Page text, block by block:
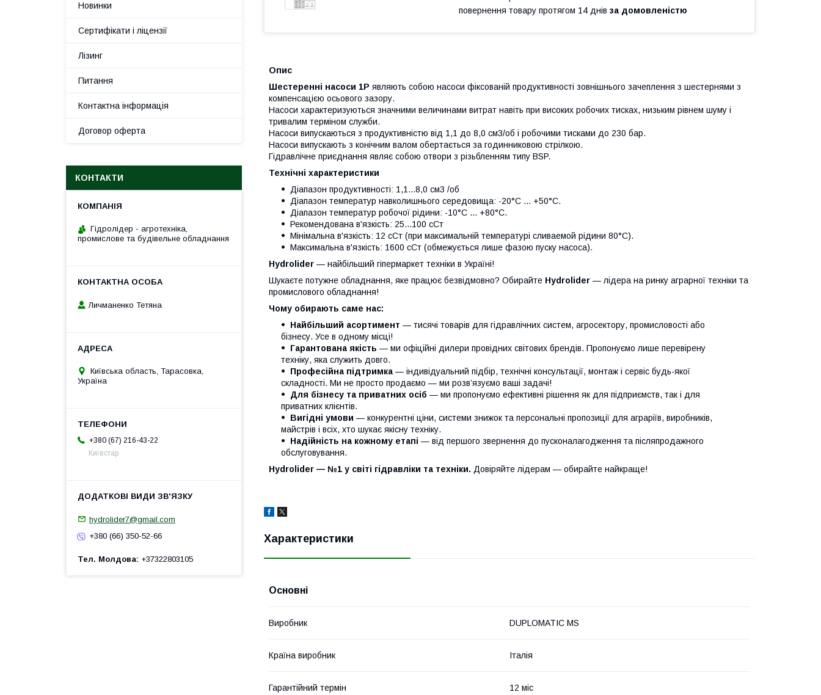
повернення товару протягом 14 днів за домовленістю
Опис
Шестеренні насоси 1P являють собою насоси фіксованій продуктивності зовнішнього зачеплення з шестернями з
компенсацією осьового зазору.
Насоси характеризуються значними величинами витрат навіть при високих робочих тисках, низьким рівнем шуму і
тривалим терміном служби.
Насоси випускаються з продуктивністю від 1,1 до 8,0 см3/об і робочими тисками до 230 бар.
Насоси випускають з конічним валом обертається за годинниковою стрілкою.
Гідравлічне приєднання являє собою отвори з різьбленням типу BSP.
Технічні характеристики
Діапазон продуктивності: 1,1...8,0 см3 /об
Діапазон температур навколишнього середовища: -20°C ... +50°C.
Діапазон температур робочої рідини: -10°C ... +80°C.
Рекомендована в'язкість: 25...100 сСт
Мінімальна в'язкість: 12 сСт (при максимальній температурі сливаемой рідини 80°C).
Максимальна в'язкість: 1600 сСт (обмежується лише фазою пуску насоса).
Hydrolider — найбільший гіпермаркет техніки в Україні!
Шукаєте потужне обладнання, яке працює безвідмовно? Обирайте Hydrolider — лідера на ринку аграрної техніки та
промислового обладнання!
Чому обирають саме нас:
Найбільший асортимент — тисячі товарів для гідравлічних систем, агросектору, промисловості або
бізнесу. Усе в одному місці!
Гарантована якість — ми офіційні дилери провідних світових брендів. Пропонуємо лише перевірену
техніку, яка служить довго.
Професійна підтримка — індивідуальний підбір, технічні консультації, монтаж і сервіс будь-якої
складності. Ми не просто продаємо — ми розв’язуємо ваші задачі!
Для бізнесу та приватних осіб — ми пропонуємо ефективні рішення як для підприємств, так і для
приватних клієнтів.
Вигідні умови — конкурентні ціни, системи знижок та персональні пропозиції для аграріїв, виробників,
майстрів і всіх, хто шукає якісну техніку.
Надійність на кожному етапі — від першого звернення до пусконалагодження та післяпродажного
обслуговування.
Hydrolider — №1 у світі гідравліки та техніки. Довіряйте лідерам — обирайте найкраще!
Характеристики
Основні
Виробник DUPLOMATIC MS
Країна виробник Італія
Гарантійний термін 12 міс
Новинки
Сертифікати і ліцензії
Лізинг
Питання
Контактна інформація
Договор оферта
КОНТАКТИ
Гідролідер - агротехніка,
промислове та будівельне обладнання
Личманенко Тетяна
Київська область, Тарасовка,
Україна
+380 (67) 216-43-22
Київстар
hydrolider7@gmail.com
+380 (66) 350-52-66
Тел. Молдова +37322803105